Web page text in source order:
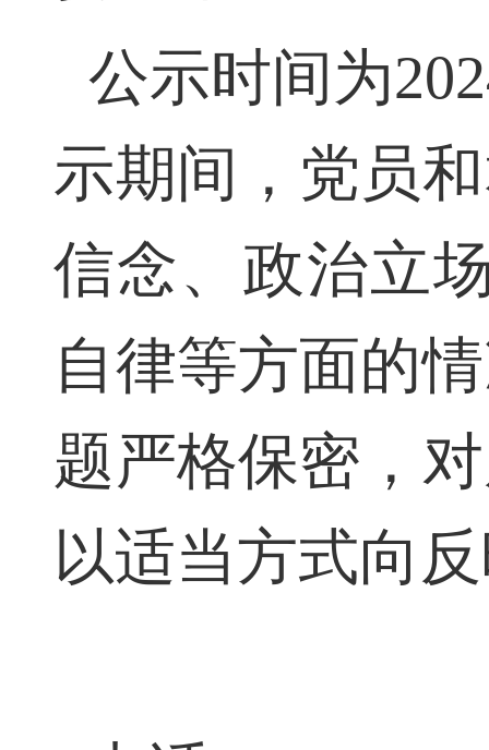
委备案。
公示时间为
示期间，党员
信念、政治立
自律等方面的
题严格保密，